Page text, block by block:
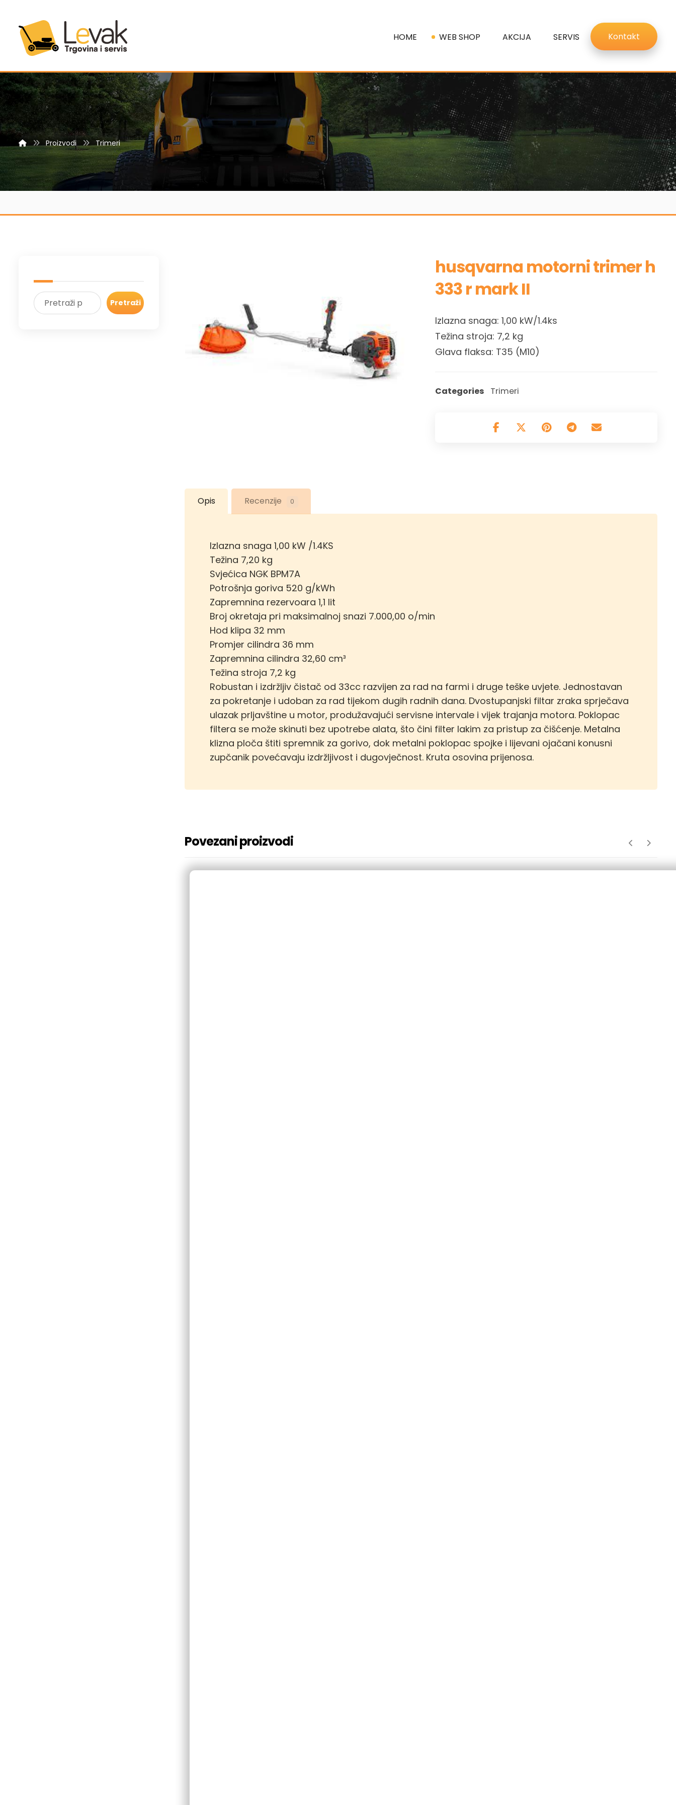
Kontakt
HOME WEB SHOP AKCIJA SERVIS
Proizvodi Trimeri
husqvarna motorni trimer h
333 r mark II
Izlazna snaga: 1,00 kW/1.4ks
Težina stroja: 7,2 kg
Glava flaksa: T35 (M10)
Categories Trimeri
Opis Recenzije 0
Izlazna snaga 1,00 kW /1.4KS
Težina 7,20 kg
Svjećica NGK BPM7A
Potrošnja goriva 520 g/kWh
Zapremnina rezervoara 1,1 lit
Broj okretaja pri maksimalnoj snazi 7.000,00 o/min
Hod klipa 32 mm
Promjer cilindra 36 mm
Zapremnina cilindra 32,60 cm³
Težina stroja 7,2 kg
Robustan i izdržljiv čistač od 33cc razvijen za rad na farmi i druge teške uvjete. Jednostavan
za pokretanje i udoban za rad tijekom dugih radnih dana. Dvostupanjski filtar zraka sprječava
ulazak prljavštine u motor, produžavajući servisne intervale i vijek trajanja motora. Poklopac
filtera se može skinuti bez upotrebe alata, što čini filter lakim za pristup za čišćenje. Metalna
klizna ploča štiti spremnik za gorivo, dok metalni poklopac spojke i lijevani ojačani konusni
zupčanik povećavaju izdržljivost i dugovječnost. Kruta osovina prijenosa.
Povezani proizvodi
Pretraži